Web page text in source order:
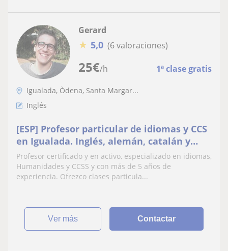
25€/h 1ª clase gratis
Gerard
★ 5,0 (6 valoraciones)
Igualada, Òdena, Santa Margar...
Inglés
[ESP] Profesor particular de idiomas y CCS
en Igualada. Inglés, alemán, catalán y
español. Preparación de exámenes
oficiales
Profesor certificado y en activo, especializado en idiomas,
Humanidades y CCSS y con más de 5 años de
experiencia. Ofrezco clases particula...
ver más Contactar